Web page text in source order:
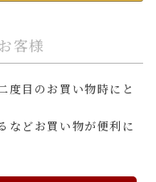
客様
度目のお買い物時にと
などお買い物が便利に